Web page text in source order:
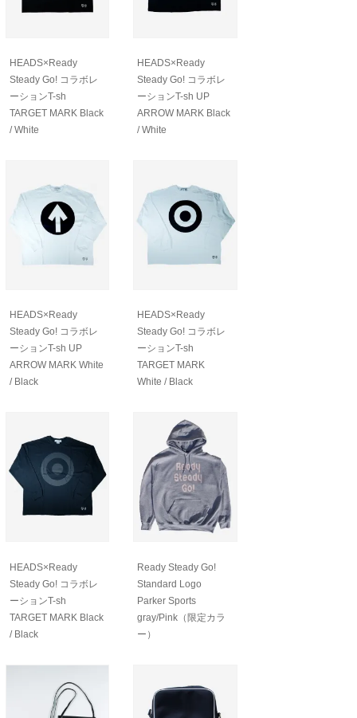
HEADS×Ready
Steady Go! コラボレ
ーションT-sh
TARGET MARK Black
/ White
HEADS×Ready
Steady Go! コラボレ
ーションT-sh UP
ARROW MARK Black
/ White
HEADS×Ready
Steady Go! コラボレ
ーションT-sh UP
ARROW MARK White
/ Black
HEADS×Ready
Steady Go! コラボレ
ーションT-sh
TARGET MARK
White / Black
HEADS×Ready
Steady Go! コラボレ
ーションT-sh
TARGET MARK Black
/ Black
Ready Steady Go!
Standard Logo
Parker Sports
gray/Pink（限定カラ
ー）